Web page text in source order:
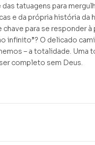
tatuagens para
e da própria história da
para se responder
infinito”? O delicado
– a totalidade. Uma
completo sem Deus.